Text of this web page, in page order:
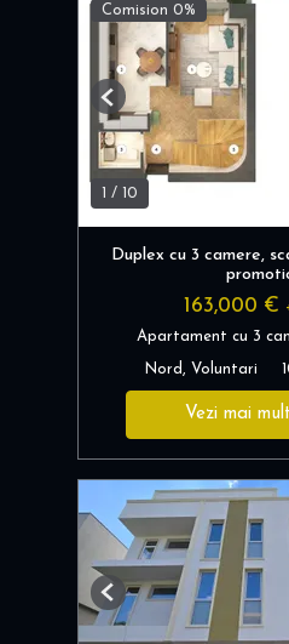
Comision 0%
/ 10
Previous
Duplex cu 3 camere,
163,000 €
Apartament cu 3
Nord, Voluntari
Vezi mai
Previous